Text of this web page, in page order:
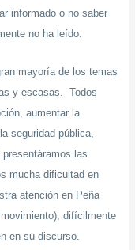
informado o no saber
no ha leído.
mayoría de los temas
y escasas. Todos
aumentar la
seguridad pública,
las
mucha dificultad en
atención en Peña
difícilmente
en su discurso.